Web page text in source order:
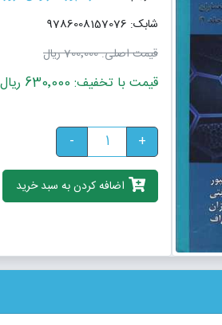
شابک: 9786008157076
قیمت اصلی:700٬000 ریال
قیمت با تخفیف: 630٬000 ریال
+
-
اضافه کردن به سبد خرید